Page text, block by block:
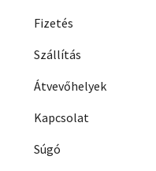
Fizetés
Szállítás
Átvevőhelyek
Kapcsolat
Súgó